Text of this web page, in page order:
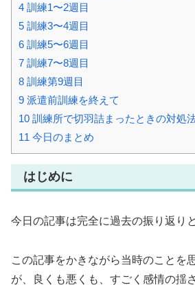
4 訓練1〜2週目
5 訓練3〜4週目
6 訓練5〜6週目
7 訓練7〜8週目
8 訓練第9週目
9 派遣前訓練を終えて
10 訓練所で切羽詰まったときの対処
11 今日のまとめ
はじめに
今日の記事は完全に過去の振り返り
この記事をかきながら当時のことを
が、良くも悪くも、すごく感情の揺